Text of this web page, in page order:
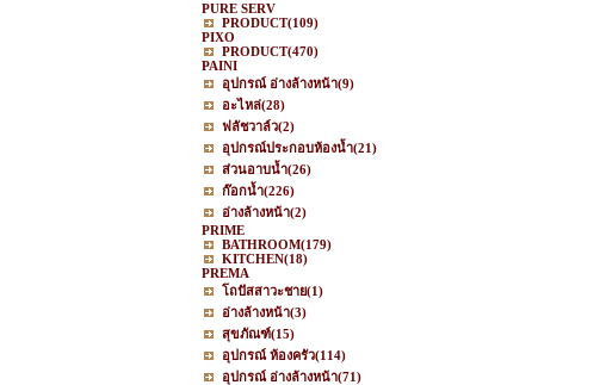
PURE SERV
PRODUCT(109)
PIXO
PRODUCT(470)
PAINI
อุปกรณ์ อ่างล้างหน้า(9)
อะไหล่(28)
ฟลัชวาล์ว(2)
อุปกรณ์ประกอบห้องน้ำ(21)
ส่วนอาบน้ำ(26)
ก๊อกน้ำ(226)
อ่างล้างหน้า(2)
PRIME
BATHROOM(179)
KITCHEN(18)
PREMA
โถปัสสาวะชาย(1)
อ่างล้างหน้า(3)
สุขภัณฑ์(15)
อุปกรณ์ ห้องครัว(114)
อุปกรณ์ อ่างล้างหน้า(71)